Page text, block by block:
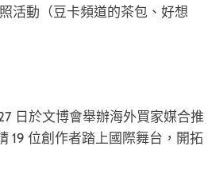
活動（豆卡頻道的茶包、好想
日於文博會舉辦海外買家媒合推
19 位創作者踏上國際舞台，開拓